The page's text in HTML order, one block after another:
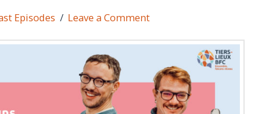
Episodes Leave a Comment